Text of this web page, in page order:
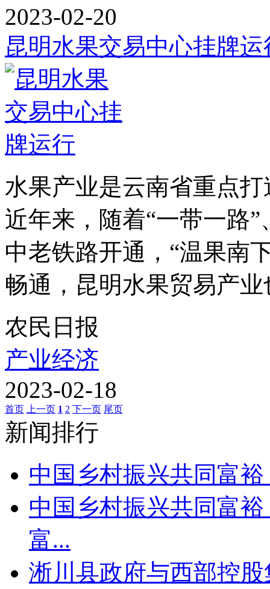
2023-02-20
昆明水果交易中心挂牌运
水果产业是云南省重点
近年来，随着“一带一路
中老铁路开通，“温果南
畅通，昆明水果贸易产
农民日报
产业经济
2023-02-18
首页 上一页 1 2 下一页 尾页
新闻排行
中国乡村振兴共同富
中国乡村振兴共同富
富...
淅川县政府与西部控